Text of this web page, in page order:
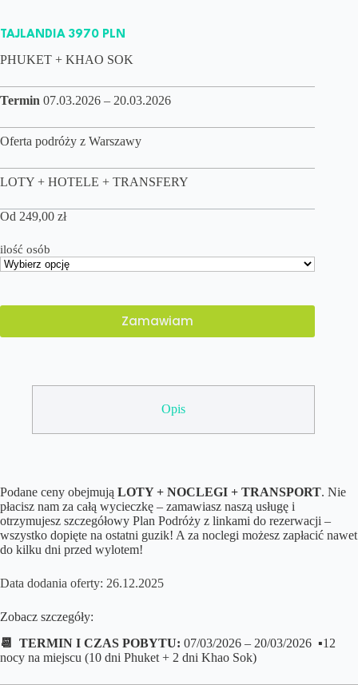
TAJLANDIA 3970 PLN
PHUKET + KHAO SOK
Termin 07.03.2026 – 20.03.2026
Oferta podróży z Warszawy
LOTY + HOTELE + TRANSFERY
Od 249,00 zł
ilość osób
Zamawiam
Opis
Podane ceny obejmują LOTY + NOCLEGI + TRANSPORT. Nie
płacisz nam za całą wycieczkę – zamawiasz naszą usługę i
otrzymujesz szczegółowy Plan Podróży z linkami do rezerwacji –
wszystko dopięte na ostatni guzik! A za noclegi możesz zapłacić nawet
do kilku dni przed wylotem!
Data dodania oferty: 26.12.2025
Zobacz szczegóły:
📆 TERMIN I CZAS POBYTU: 07/03/2026 – 20/03/2026 ▪️12
nocy na miejscu (10 dni Phuket + 2 dni Khao Sok)